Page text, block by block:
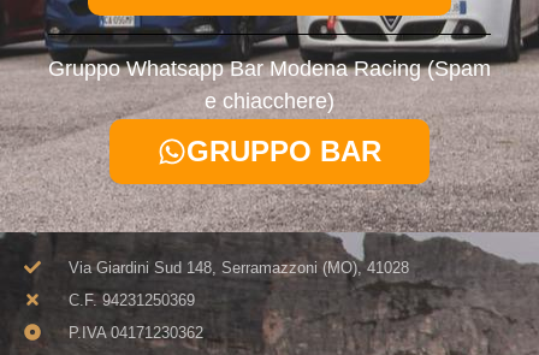
Gruppo Whatsapp Bar Modena Racing (Spam
e chiacchere)
GRUPPO BAR
Via Giardini Sud 148, Serramazzoni (MO), 41028
C.F. 94231250369​
P.IVA 04171230362​